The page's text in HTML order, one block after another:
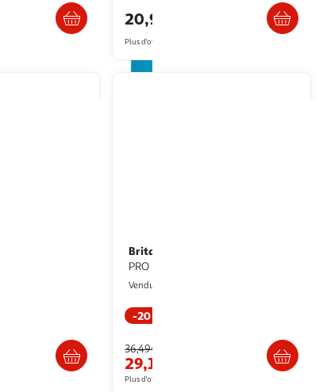
20,98€
Plus d'offres à partir de
Brita
PRO Extra Anticalcaire
Vendu par
-20 %
36,49€
29,19€
Plus d'offres à partir de